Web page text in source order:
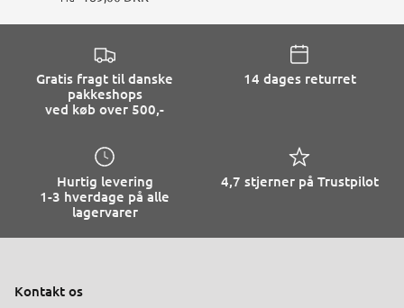
Gratis fragt til danske
pakkeshops
ved køb over 500,-
14 dages returret
Hurtig levering
1-3 hverdage på alle
lagervarer
4,7 stjerner på Trustpilot
Kontakt os